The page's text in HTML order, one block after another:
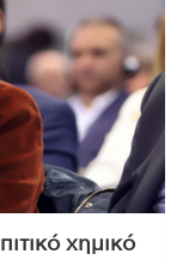
χημικό